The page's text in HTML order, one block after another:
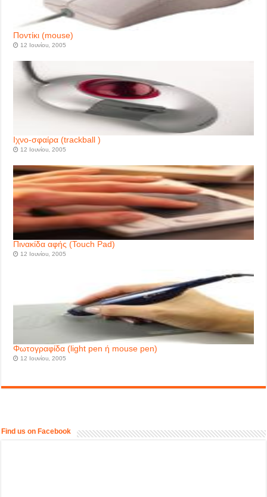
Ποντίκι (mouse)
12 Ιουνίου, 2005
Ιχνο-σφαίρα (trackball )
12 Ιουνίου, 2005
Πινακίδα αφής (Touch Pad)
12 Ιουνίου, 2005
Φωτογραφίδα (light pen ή mouse pen)
12 Ιουνίου, 2005
Find us on Facebook